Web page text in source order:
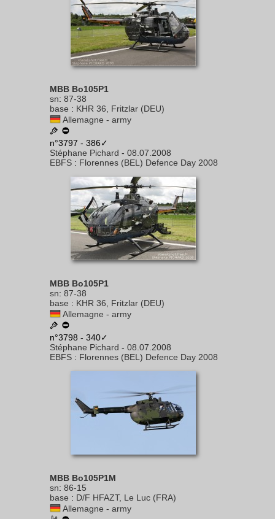
MBB Bo105P1
sn: 87-38
base : KHR 36, Fritzlar (DEU)
Allemagne - army
n°3797 - 386✓
Stéphane Pichard - 08.07.2008
EBFS : Florennes (BEL) Defence Day 2008
MBB Bo105P1
sn: 87-38
base : KHR 36, Fritzlar (DEU)
Allemagne - army
n°3798 - 340✓
Stéphane Pichard - 08.07.2008
EBFS : Florennes (BEL) Defence Day 2008
MBB Bo105P1M
sn: 86-15
base : D/F HFAZT, Le Luc (FRA)
Allemagne - army